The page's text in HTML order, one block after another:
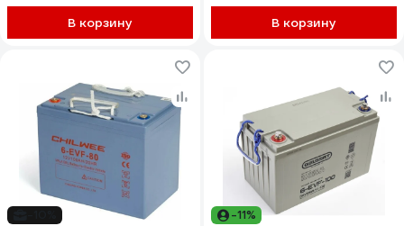
корпус Phantom_24
В корзину
В корзину
-11%